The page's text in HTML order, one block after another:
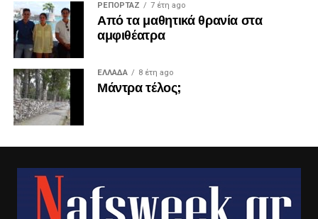
ΡΕΠΟΡΤΑΖ 7 έτη ago
Από τα μαθητικά θρανία στα
αμφιθέατρα
ΕΛΛΑΔΑ 8 έτη ago
Μάντρα τέλος;